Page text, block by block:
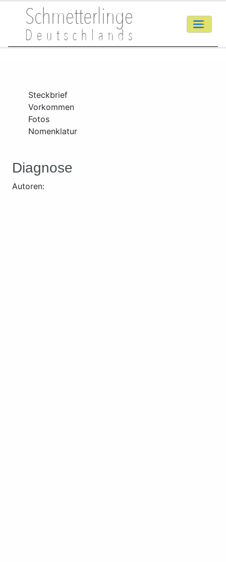
Steckbrief
Vorkommen
Fotos
Nomenklatur
Diagnose
Autoren: